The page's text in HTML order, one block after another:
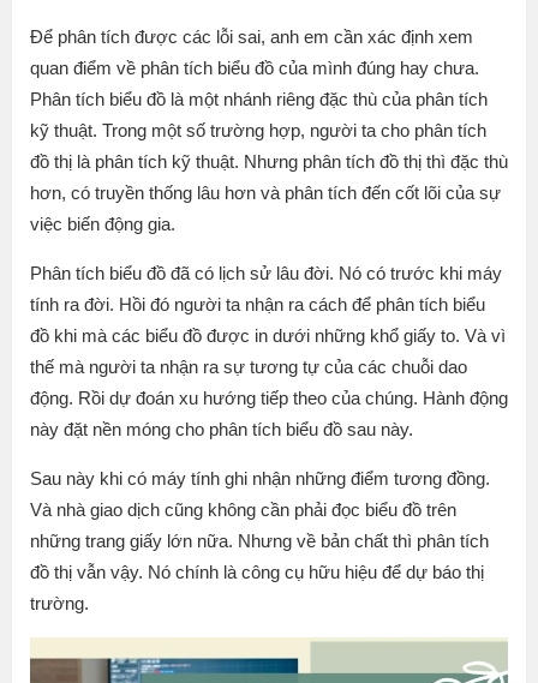
Để phân tích được các lỗi sai, anh em cần xác định xem
quan điểm về phân tích biểu đồ của mình đúng hay chưa.
Phân tích biểu đồ là một nhánh riêng đặc thù của phân tích
kỹ thuật. Trong một số trường hợp, người ta cho phân tích
đồ thị là phân tích kỹ thuật. Nhưng phân tích đồ thị thì đặc thù
hơn, có truyền thống lâu hơn và phân tích đến cốt lõi của sự
việc biến động gia.
Phân tích biểu đồ đã có lịch sử lâu đời. Nó có trước khi máy
tính ra đời. Hồi đó người ta nhận ra cách để phân tích biểu
đồ khi mà các biểu đồ được in dưới những khổ giấy to. Và vì
thế mà người ta nhận ra sự tương tự của các chuỗi dao
động. Rồi dự đoán xu hướng tiếp theo của chúng. Hành động
này đặt nền móng cho phân tích biểu đồ sau này.
Sau này khi có máy tính ghi nhận những điểm tương đồng.
Và nhà giao dịch cũng không cần phải đọc biểu đồ trên
những trang giấy lớn nữa. Nhưng về bản chất thì phân tích
đồ thị vẫn vậy. Nó chính là công cụ hữu hiệu để dự báo thị
trường.